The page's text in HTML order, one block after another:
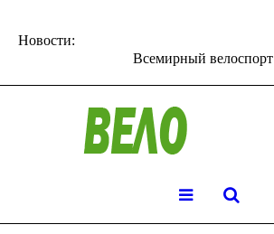
Новости:
Всемирный велоспорт